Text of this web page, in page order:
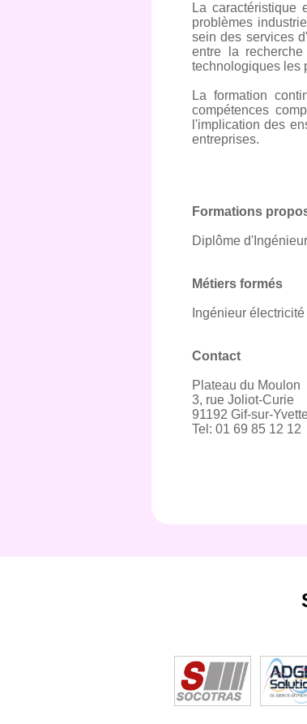
La caractéristique
problèmes
sein des services
entre la
technologiques les
La formation
compétences
l'implication des
entreprises.
Formations
Diplôme
Métiers formés
Ingénieur électricité
Contact
Plateau du Moulon
3, rue Joliot-Curie
91192 Gif-sur-
Tel: 01 69 85 12 12